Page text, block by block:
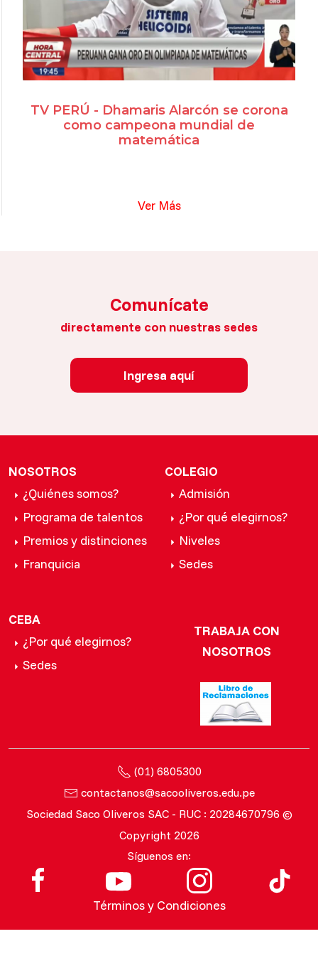
TV PERÚ - Dhamaris Alarcón se corona
como campeona mundial de
matemática
Ver Más
Comunícate
directamente con nuestras sedes
Ingresa aquí
NOSOTROS
¿Quiénes somos?
Programa de talentos
Premios y distinciones
Franquicia
COLEGIO
Admisión
¿Por qué elegirnos?
Niveles
Sedes
CEBA
¿Por qué elegirnos?
Sedes
TRABAJA CON
NOSOTROS
(01) 6805300
contactanos@sacooliveros.edu.pe
Sociedad Saco Oliveros SAC - RUC : 20284670796 ©
Copyright 2026
Síguenos en:
Términos y Condiciones